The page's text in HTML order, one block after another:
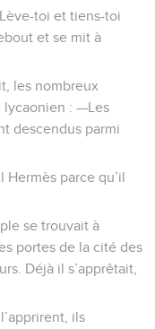
toi et tiens-toi
et se mit à
les nombreux
lycaonien : —Les
descendus parmi
Hermès parce qu’il
se trouvait à
portes de la cité des
Déjà il s’apprêtait,
ils